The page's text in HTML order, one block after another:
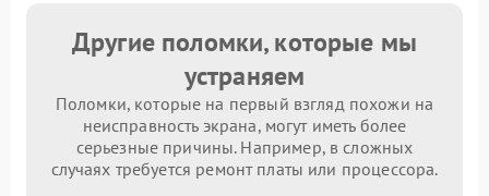
Другие поломки, которые мы
устраняем
Поломки, которые на первый взгляд похожи на
неисправность экрана, могут иметь более
серьезные причины. Например, в сложных
случаях требуется ремонт платы или процессора.